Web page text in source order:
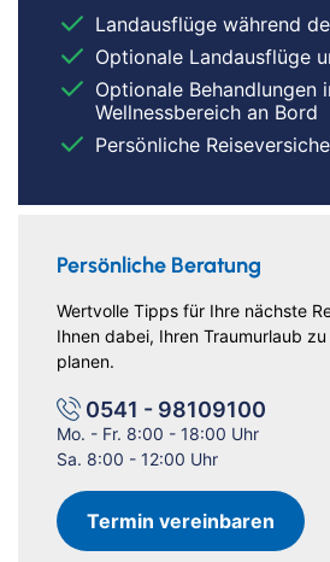
Landausflüge während
Optionale Landausflüge
Optionale Behandlungen
Wellnessbereich an Bord
Persönliche
Persönliche Beratung
Wertvolle Tipps für Ihre nächste
Ihnen dabei, Ihren Traumurlaub
planen.
0541 - 98109100
Mo. - Fr. 8:00 - 18:00 Uhr
Sa. 8:00 - 12:00 Uhr
Termin vereinbaren